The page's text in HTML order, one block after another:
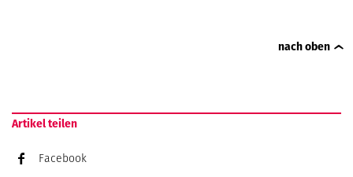
nach oben
Artikel teilen
Facebook